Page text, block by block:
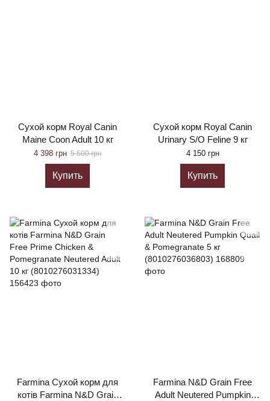
Сухой корм Royal Canin
Maine Coon Adult 10 кг
4 398 грн 5 500 грн
Купить
Сухой корм Royal Canin
Urinary S/O Feline 9 кг
4 150 грн
Купить
Farmina Сухой корм для
котів Farmina N&D Grain
Farmina N&D Grain Free
Adult Neutered Pumpkin